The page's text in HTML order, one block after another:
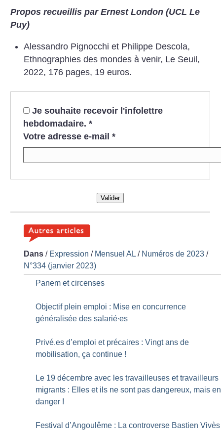
Propos recueillis par Ernest London (UCL Le
Puy)
Alessandro Pignocchi et Philippe Descola,
Ethnographies des mondes à venir, Le Seuil,
2022, 176 pages, 19 euros.
Je souhaite recevoir l'infolettre
hebdomadaire. *
Votre adresse e-mail *
Valider
Dans / Expression / Mensuel AL/ Numéros de 2023 /
N°334 (janvier 2023)
Panem et circenses
Objectif plein emploi : Mise en concurrence
généralisée des salarié∙es
Privé.es d’emploi et précaires : Vingt ans de
mobilisation, ça continue !
Le 19 décembre avec les travailleuses et travailleurs
migrants : Elles et ils ne sont pas dangereux, mais en
danger !
Festival d’Angoulême : La controverse Bastien Vivès